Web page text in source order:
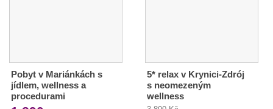
Pobyt v Mariánkách s
jídlem, wellness a
procedurami
5* relax v Krynici-Zdrój
s neomezeným
wellness